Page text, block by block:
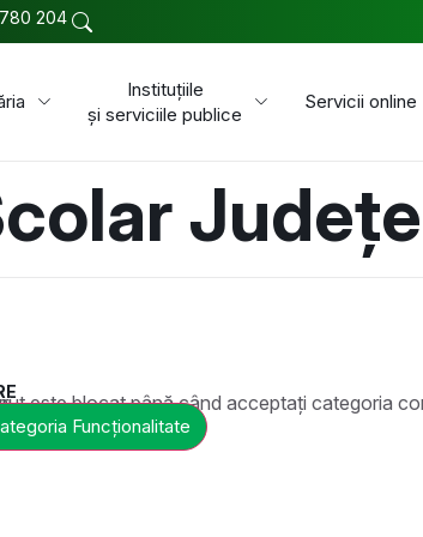
204
Instituțiile
și serviciile publice
Servicii online
uri.
Funcționalitate